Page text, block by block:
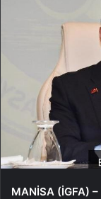
MANİSA (İGFA) –